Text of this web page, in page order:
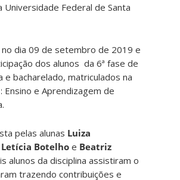
Universidade Federal de Santa
dia 09 de setembro de 2019 e
dos alunos da 6ª fase de
e bacharelado, matriculados na
Ensino e Aprendizagem de
pelas alunas Luiza
Letícia Botelhoe Beatriz
alunos da disciplina assistiram o
trazendo contribuições e